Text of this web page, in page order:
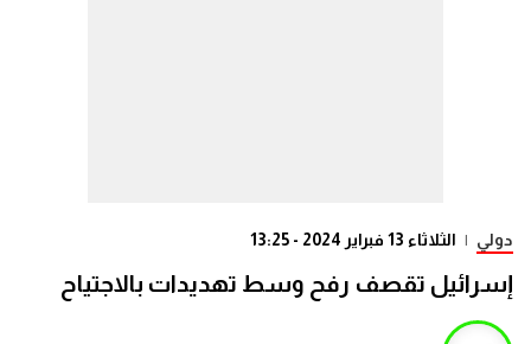
دولي | الثلاثاء 13 فبراير 2024 - 13:25
إسرائيل تقصف رفح وسط تهديدات بالاجتياح